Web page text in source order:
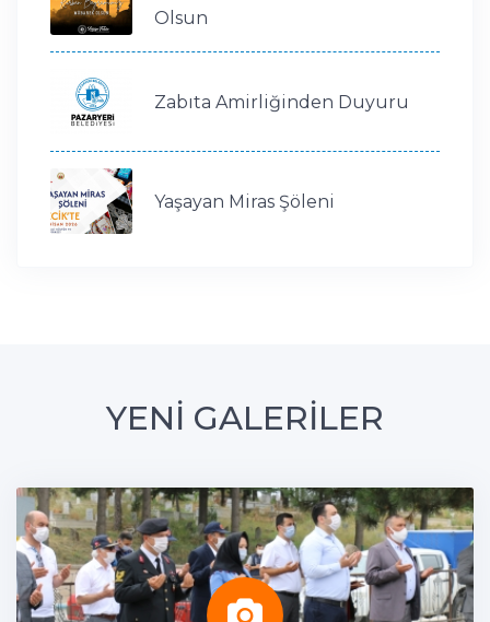
Olsun
Zabıta Amirliğinden Duyuru
Yaşayan Miras Şöleni
YENİ GALERİLER